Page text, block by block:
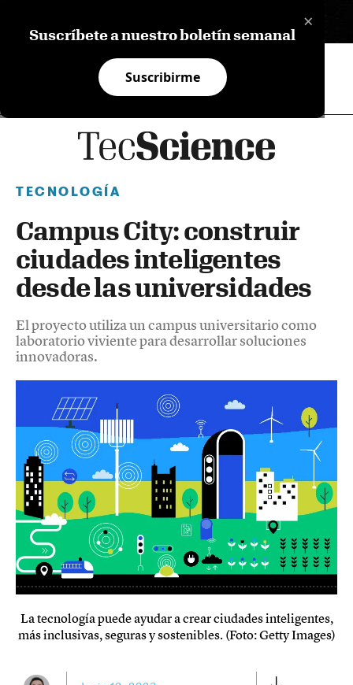
×
Suscríbete a nuestro boletín semanal
Suscribirme
TECNOLOGÍA
Campus City: construir
ciudades inteligentes
desde las universidades
El proyecto utiliza un campus universitario como
laboratorio viviente para desarrollar soluciones
innovadoras.
La tecnología puede ayudar a crear ciudades inteligentes,
más inclusivas, seguras y sostenibles. (Foto: Getty Images)